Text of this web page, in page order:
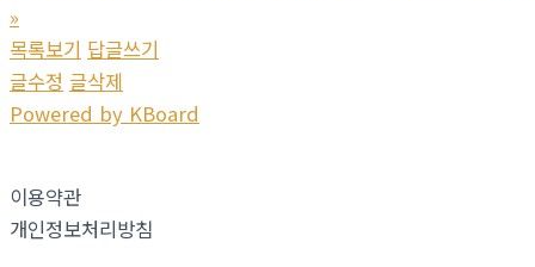
»
목록보기 답글쓰기
글수정 글삭제
Powered by KBoard
이용약관
개인정보처리방침